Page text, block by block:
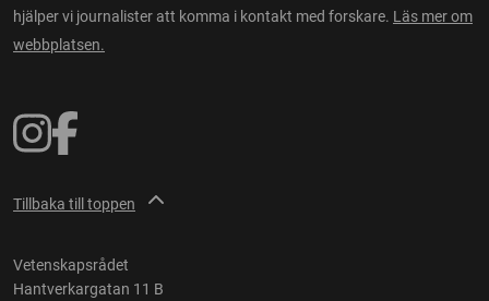
hjälper vi journalister att komma i kontakt med forskare. Läs mer om
webbplatsen.
Tillbaka till toppen
Vetenskapsrådet
Hantverkargatan 11 B